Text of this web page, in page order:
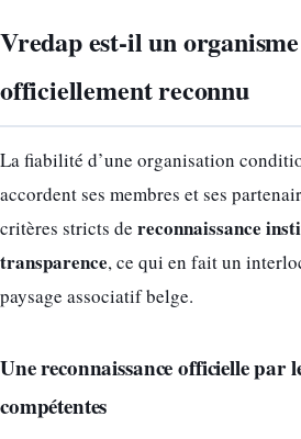
Vredap est-il un
officiellement reconnu
La fiabilité d’une organisation
accordent ses membres et ses
critères stricts de reconnaissance
transparence, ce qui en fait un
paysage associatif belge.
Une reconnaissance officielle par
compétentes